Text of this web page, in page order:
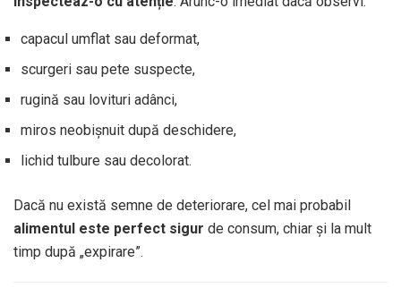
capacul umflat sau deformat,
scurgeri sau pete suspecte,
rugină sau lovituri adânci,
miros neobișnuit după deschidere,
lichid tulbure sau decolorat.
Dacă nu există semne de deteriorare, cel mai probabil
alimentul este perfect sigur de consum, chiar și la mult
timp după „expirare”.